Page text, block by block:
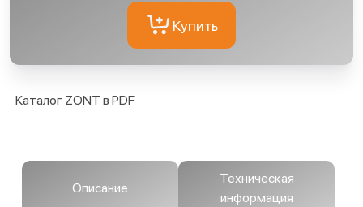
Купить
Каталог ZONT в PDF
Описание
Техническая
информация